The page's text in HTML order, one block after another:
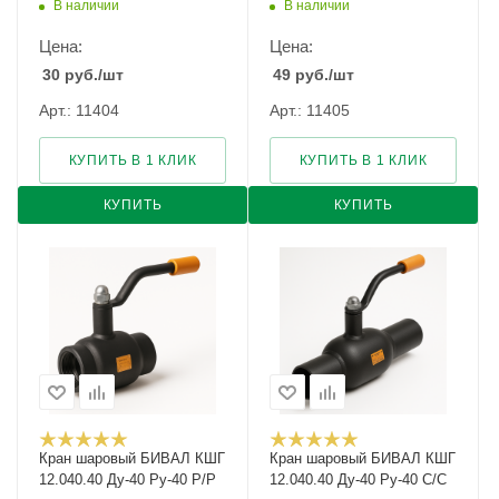
В наличии
Цена:
30 руб./шт
Арт.: 11404
КУПИТЬ
КУПИТЬ В 1 КЛИК
В наличии
Цена:
49 руб./шт
Арт.: 11405
КУПИТЬ
КУПИТЬ В 1 КЛИК
Кран шаровый БИВАЛ КШГ
12.040.40 Ду-40 Ру-40 Р/Р
Кран шаровый БИВАЛ КШГ
12.040.40 Ду-40 Ру-40 С/С